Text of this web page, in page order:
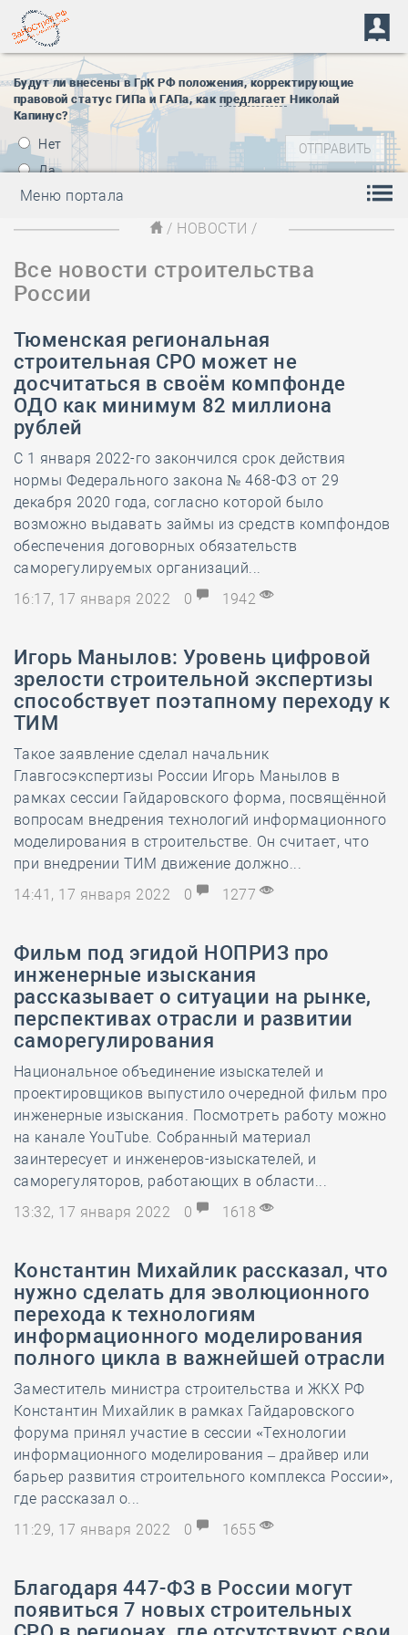
Будут ли внесены в ГрК РФ положения, корректирующие
правовой статус ГИПа и ГАПа, как предлагает Николай
Капинус?
Нет
Да
Меню портала
/ НОВОСТИ /
Все новости строительства
России
Тюменская региональная
строительная СРО может не
досчитаться в своём компфонде
ОДО как минимум 82 миллиона
рублей
С 1 января 2022-го закончился срок действия
нормы Федерального закона № 468-ФЗ от 29
декабря 2020 года, согласно которой было
возможно выдавать займы из средств компфондов
обеспечения договорных обязательств
саморегулируемых организаций...
16:17, 17 января 2022
0 1942
Игорь Манылов: Уровень цифровой
зрелости строительной экспертизы
способствует поэтапному переходу к
ТИМ
Такое заявление сделал начальник
Главгосэкспертизы России Игорь Манылов в
рамках сессии Гайдаровского форма, посвящённой
вопросам внедрения технологий информационного
моделирования в строительстве. Он считает, что
при внедрении ТИМ движение должно...
14:41, 17 января 2022
0 1277
Фильм под эгидой НОПРИЗ про
инженерные изыскания
рассказывает о ситуации на рынке,
перспективах отрасли и развитии
саморегулирования
Национальное объединение изыскателей и
проектировщиков выпустило очередной фильм про
инженерные изыскания. Посмотреть работу можно
на канале YouTube. Собранный материал
заинтересует и инженеров-изыскателей, и
саморегуляторов, работающих в области...
13:32, 17 января 2022
0 1618
Константин Михайлик рассказал, что
нужно сделать для эволюционного
перехода к технологиям
информационного моделирования
полного цикла в важнейшей отрасли
Заместитель министра строительства и ЖКХ РФ
Константин Михайлик в рамках Гайдаровского
форума принял участие в сессии «Технологии
информационного моделирования – драйвер или
барьер развития строительного комплекса России»,
где рассказал о...
11:29, 17 января 2022
0 1655
Благодаря 447-ФЗ в России могут
появиться 7 новых строительных